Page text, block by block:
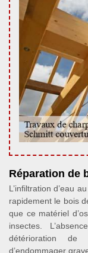
Réparation de
L’infiltration d’eau
rapidement le bois
que ce matériel
insectes.
détérioration de
d’endommager